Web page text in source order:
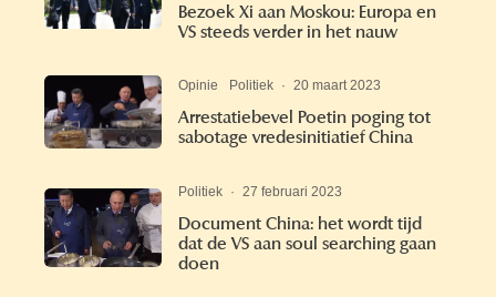
Bezoek Xi aan Moskou: Europa en
VS steeds verder in het nauw
Opinie Politiek · 20 maart 2023
Arrestatiebevel Poetin poging tot
sabotage vredesinitiatief China
Politiek · 27 februari 2023
Document China: het wordt tijd
dat de VS aan soul searching gaan
doen